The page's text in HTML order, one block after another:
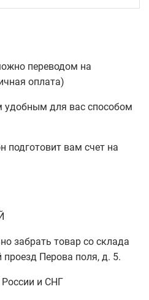
переводом на
оплата)
удобным для вас способом
подготовит вам счет на
забрать товар со склада
проезд Перова поля, д. 5.
и СНГ